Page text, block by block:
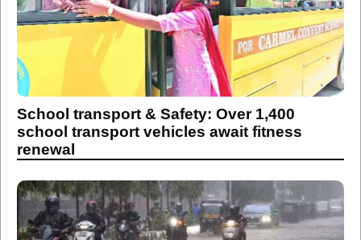
School transport & Safety: Over 1,400
school transport vehicles await fitness
renewal